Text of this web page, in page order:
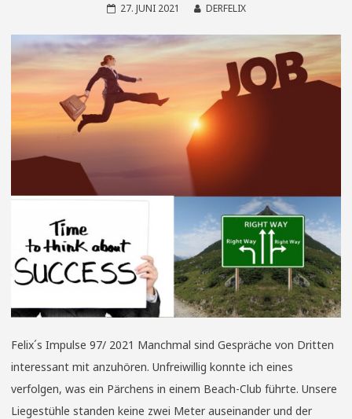
27. JUNI 2021 DERFELIX
Felix´s Impulse 97/ 2021 Manchmal sind Gespräche von Dritten
interessant mit anzuhören. Unfreiwillig konnte ich eines
verfolgen, was ein Pärchens in einem Beach-Club führte. Unsere
Liegestühle standen keine zwei Meter auseinander und der